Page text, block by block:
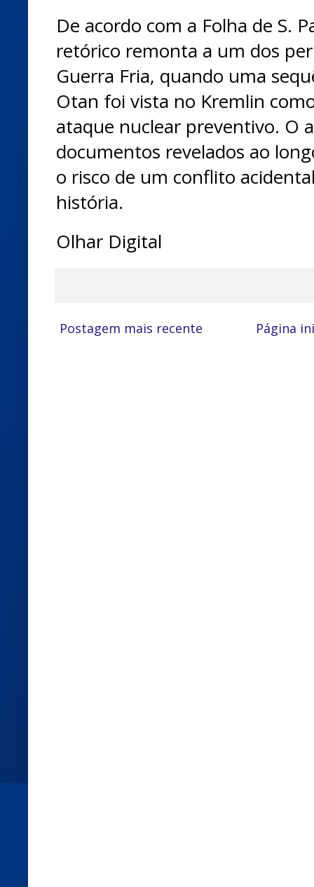
De acordo com a Folha de S.
retórico remonta a um dos
Guerra Fria, quando uma
Otan foi vista no Kremlin
ataque nuclear preventivo. O
documentos revelados ao
o risco de um conflito
história.
Olhar Digital
Postagem mais recente Página